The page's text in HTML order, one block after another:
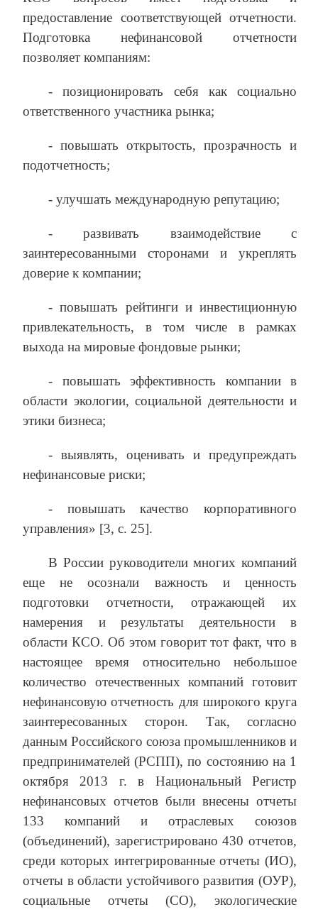
предоставление соответствующей отчетности.
Подготовка нефинансовой отчетности
позволяет компаниям:
- позиционировать себя как социально
ответственного участника рынка;
- повышать открытость, прозрачность и
подотчетность;
- улучшать международную репутацию;
- развивать взаимодействие с
заинтересованными сторонами и укреплять
доверие к компании;
- повышать рейтинги и инвестиционную
привлекательность, в том числе в рамках
выхода на мировые фондовые рынки;
- повышать эффективность компании в
области экологии, социальной деятельности и
этики бизнеса;
- выявлять, оценивать и предупреждать
нефинансовые риски;
- повышать качество корпоративного
управления» [3, с. 25].
В России руководители многих компаний
еще не осознали важность и ценность
подготовки отчетности, отражающей их
намерения и результаты деятельности в
области КСО. Об этом говорит тот факт, что в
настоящее время относительно небольшое
количество отечественных компаний готовит
нефинансовую отчетность для широкого круга
заинтересованных сторон. Так, согласно
данным Российского союза промышленников и
предпринимателей (РСПП), по состоянию на 1
октября 2013 г. в Национальный Регистр
нефинансовых отчетов были внесены отчеты
133 компаний и отраслевых союзов
(объединений), зарегистрировано 430 отчетов,
среди которых интегрированные отчеты (ИО),
отчеты в области устойчивого развития (ОУР),
социальные отчеты (СО), экологические